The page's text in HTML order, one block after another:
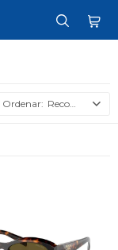
Recomendados